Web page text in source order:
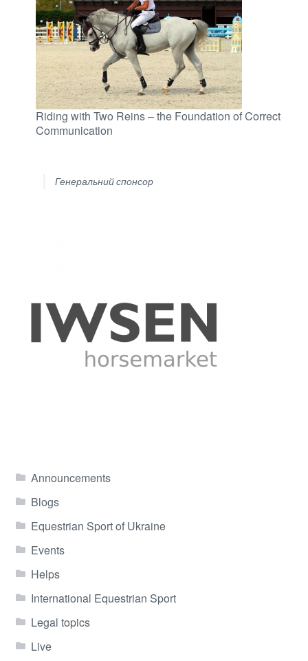
Riding with Two Reins – the Foundation of Correct
Communication
Генеральний спонсор
Announcements
Blogs
Equestrian Sport of Ukraine
Events
Helps
International Equestrian Sport
Legal topics
Live